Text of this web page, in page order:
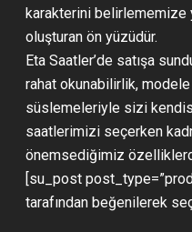
karakterini belirlememize
oluşturan ön yüzüdür.
Eta Saatler’de satışa
rahat okunabilirlik,
süslemeleriyle sizi
saatlerimizi seçerken
önemsediğimiz
[su_post
tarafından beğenilerek